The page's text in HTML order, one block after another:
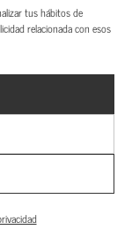
tus hábitos de
relacionada con esos
to Avatar